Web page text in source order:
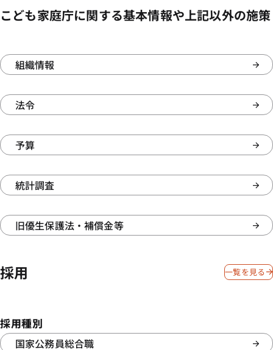
こども家庭庁に関する基本情報や上記以外の施策
組織情報
法令
予算
統計調査
旧優生保護法・補償金等
採用 一覧を見る
採用種別
国家公務員総合職